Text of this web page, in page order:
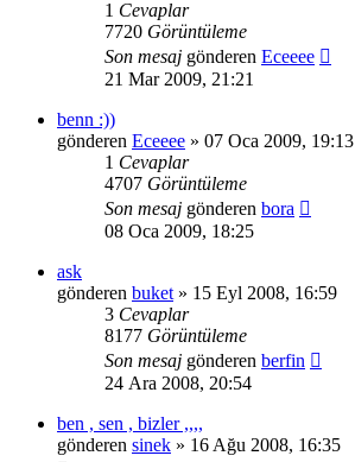
1 Cevaplar
7720 Görüntüleme
Son mesaj gönderen Eceeee
21 Mar 2009, 21:21
benn :))
gönderen Eceeee » 07 Oca 2009, 19:13
1 Cevaplar
4707 Görüntüleme
Son mesaj gönderen bora
08 Oca 2009, 18:25
ask
gönderen buket » 15 Eyl 2008, 16:59
3 Cevaplar
8177 Görüntüleme
Son mesaj gönderen berfin
24 Ara 2008, 20:54
ben , sen , bizler ,,,,
gönderen sinek » 16 Ağu 2008, 16:35